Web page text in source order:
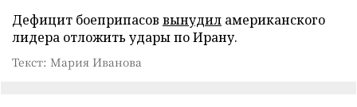
Дефицит боеприпасов вынудил американского
лидера отложить удары по Ирану.
Текст: Мария Иванова